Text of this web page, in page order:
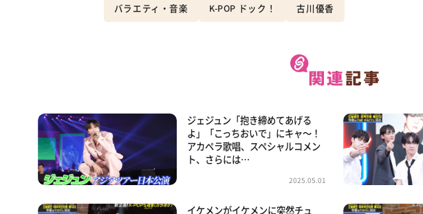
バラエティ・音楽 K-POP ドック！ 古川優香
ジェジュン「抱き締めてあげる
よ」「こっちおいで」にキャ～！
アカペラ歌唱、スペシャルコメン
ト、さらには…
2025.05.01
イケメンがイケメンに突然チュ